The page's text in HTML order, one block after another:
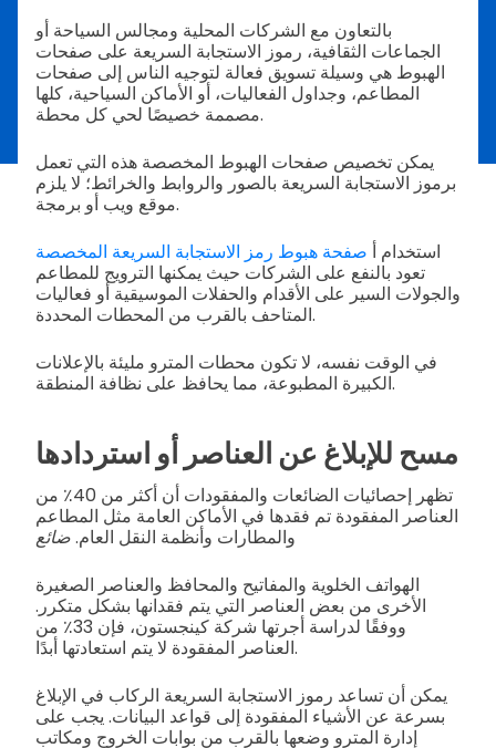
بالتعاون مع الشركات المحلية ومجالس السياحة أو
الجماعات الثقافية، رموز الاستجابة السريعة على صفحات
الهبوط هي وسيلة تسويق فعالة لتوجيه الناس إلى صفحات
المطاعم، وجداول الفعاليات، أو الأماكن السياحية، كلها
مصممة خصيصًا لحي كل محطة.
يمكن تخصيص صفحات الهبوط المخصصة هذه التي تعمل
برموز الاستجابة السريعة بالصور والروابط والخرائط؛ لا يلزم
موقع ويب أو برمجة.
استخدام أ صفحة هبوط رمز الاستجابة السريعة المخصصة
تعود بالنفع على الشركات حيث يمكنها الترويج للمطاعم
والجولات السير على الأقدام والحفلات الموسيقية أو فعاليات
المتاحف بالقرب من المحطات المحددة.
في الوقت نفسه، لا تكون محطات المترو مليئة بالإعلانات
الكبيرة المطبوعة، مما يحافظ على نظافة المنطقة.
مسح للإبلاغ عن العناصر أو استردادها
تظهر إحصائيات الضائعات والمفقودات أن أكثر من 40٪ من
العناصر المفقودة تم فقدها في الأماكن العامة مثل المطاعم
والمطارات وأنظمة النقل العام.ضائع
الهواتف الخلوية والمفاتيح والمحافظ والعناصر الصغيرة
الأخرى من بعض العناصر التي يتم فقدانها بشكل متكرر.
ووفقًا لدراسة أجرتها شركة كينجستون، فإن 33٪ من
العناصر المفقودة لا يتم استعادتها أبدًا.
يمكن أن تساعد رموز الاستجابة السريعة الركاب في الإبلاغ
بسرعة عن الأشياء المفقودة إلى قواعد البيانات. يجب على
إدارة المترو وضعها بالقرب من بوابات الخروج ومكاتب